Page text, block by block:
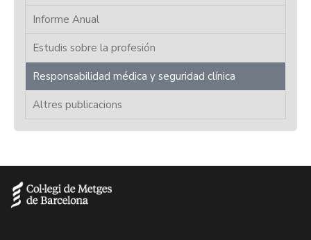
Informe Anual
Estudis sobre la profesión
Responsabilidad médica y seguridad clínica
Altres publicacions